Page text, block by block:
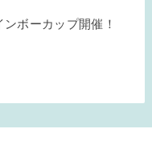
ンボーカップ開催！